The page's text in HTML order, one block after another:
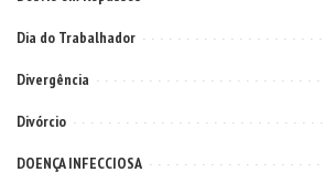
Dia do Trabalhador
Divergência
Divórcio
DOENÇA INFECCIOSA